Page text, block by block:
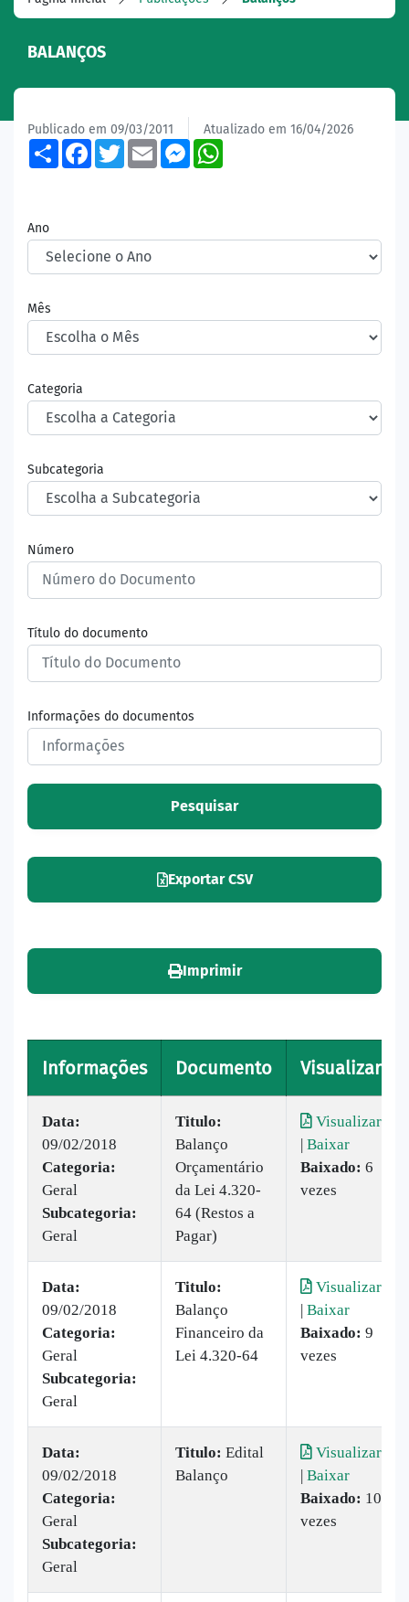
BALANÇOS
Publicado em 09/03/2011 Atualizado em 16/04/2026
ShareFacebook
TwitterEmailMessenger
Ano
Mês
Categoria
Subcategoria
Número
Título do documento
Informações do documentos
Pesquisar
Exportar CSV
Imprimir
Informações Documento Visualizar
Data:
09/02/2018
Categoria:
Geral
Subcategoria:
Geral
Titulo:
Balanço
Orçamentário
da Lei 4.320-
64 (Restos a
Pagar)
Visualizar
| Baixar
Baixado: 6
vezes
Data:
09/02/2018
Categoria:
Geral
Subcategoria:
Geral
Titulo:
Balanço
Financeiro da
Lei 4.320-64
Visualizar
| Baixar
Baixado: 9
vezes
Data:
09/02/2018
Categoria:
Geral
Subcategoria:
Geral
Titulo: Edital
Balanço
Visualizar
| Baixar
Baixado: 10
vezes